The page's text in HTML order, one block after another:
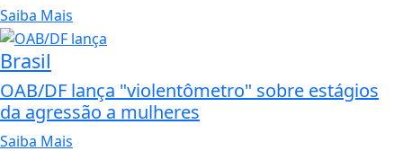
Saiba Mais
Brasil
OAB/DF lança "violentômetro" sobre estágios
da agressão a mulheres
Saiba Mais